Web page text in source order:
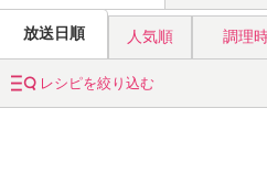
放送日順 人気順 調理
レシピを絞り込む